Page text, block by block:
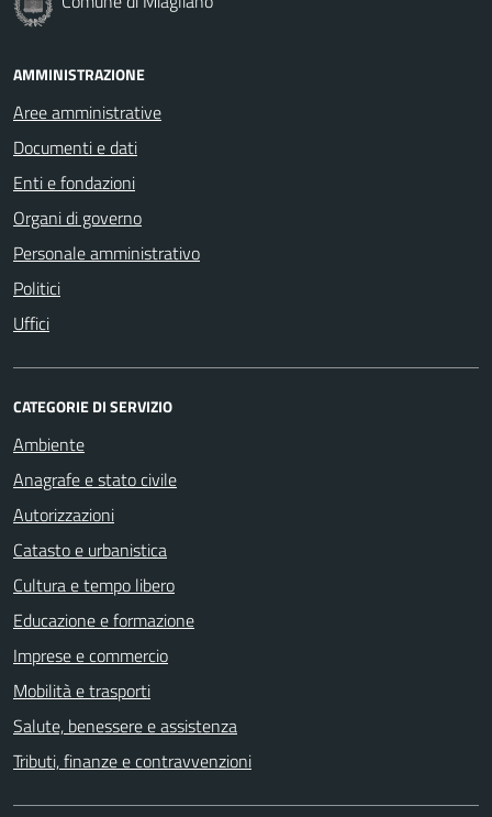
AMMINISTRAZIONE
Aree amministrative
Documenti e dati
Enti e fondazioni
Organi di governo
Personale amministrativo
Politici
Uffici
CATEGORIE DI SERVIZIO
Ambiente
Anagrafe e stato civile
Autorizzazioni
Catasto e urbanistica
Cultura e tempo libero
Educazione e formazione
Imprese e commercio
Mobilità e trasporti
Salute, benessere e assistenza
Tributi, finanze e contravvenzioni